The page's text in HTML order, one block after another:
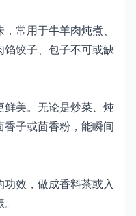
常用于牛羊肉炖煮、
馅饺子、包子不可或缺
美。无论是炒菜、炖
子或茴香粉，能瞬间
效，做成香料茶或入